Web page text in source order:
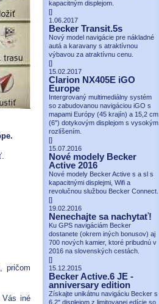
, pričom
Vás iné
kapacitným displejom.
[]
1.06.2017
Becker Transit.5s
Nový model navigácie pre nákladné
autá a karavany s atraktívnou
výbavou za atraktívnu cenu.
[]
15.02.2017
Clarion NX405E iGO
Europe
Intergrovaný multimediálny systém
so zabudovanou navigáciou iGO s
mapami Európy (45 krajín) a 15,2 cm
(6") dotykovým displejom s vysokým
rozlíšením.
[]
15.07.2016
Nové modely Becker
Active 2016
Nové modely Becker Active s a sl s
kapacitnými displejmi, Wifi a
revolučnou službou Becker Connect.
[]
19.02.2016
Nenechajte sa nachytať!
Ku GPS navigáciám Becker
dostanete (okrem iných bonusov) aj
700 nových kamier, ktoré pribudnú v
2016 na slovenských cestách.
[]
15.12.2015
Becker Active.6 JE -
anniversary edition
Získajte unikátnu navigáciu Becker s
6.2" displejom z limitovanej edície so